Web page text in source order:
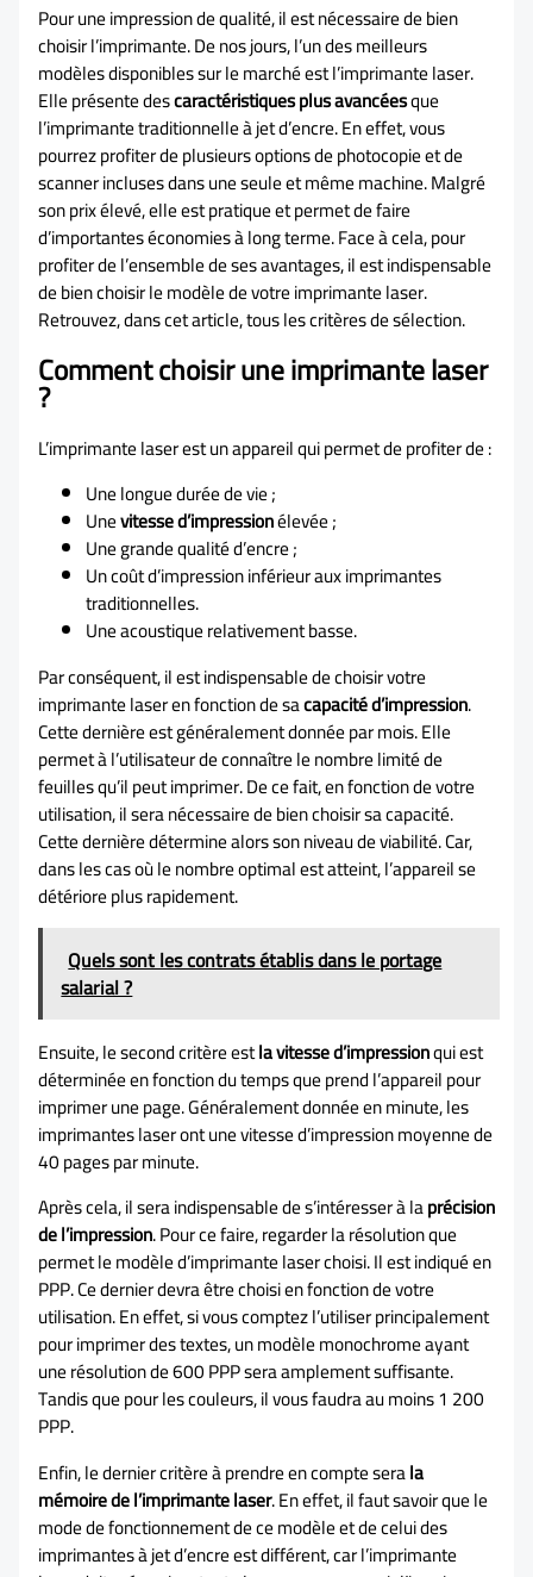
Pour une impression de qualité, il est nécessaire de bien
choisir l’imprimante. De nos jours, l’un des meilleurs
modèles disponibles sur le marché est l’imprimante laser.
Elle présente descaractéristiques plus avancéesque
l’imprimante traditionnelle à jet d’encre. En effet, vous
pourrez profiter de plusieurs options de photocopie et de
scanner incluses dans une seule et même machine. Malgré
son prix élevé, elle est pratique et permet de faire
d’importantes économies à long terme. Face à cela, pour
profiter de l’ensemble de ses avantages, il est indispensable
de bien choisir le modèle de votre imprimante laser.
Retrouvez, dans cet article, tous les critères de sélection.
Comment choisir une imprimante laser
?
L’imprimante laser est un appareil qui permet de profiter de :
Une longue durée de vie ;
Unevitesse d’impressionélevée ;
Une grande qualité d’encre ;
Un coût d’impression inférieur aux imprimantes
traditionnelles.
Une acoustique relativement basse.
Par conséquent, il est indispensable de choisir votre
imprimante laser en fonction de sacapacité d’impression.
Cette dernière est généralement donnée par mois. Elle
permet à l’utilisateur de connaître le nombre limité de
feuilles qu’il peut imprimer. De ce fait, en fonction de votre
utilisation, il sera nécessaire de bien choisir sa capacité.
Cette dernière détermine alors son niveau de viabilité. Car,
dans les cas où le nombre optimal est atteint, l’appareil se
détériore plus rapidement.
Quels sont les contrats établis dans le portage
salarial ?
Ensuite, le second critère estla vitesse d’impressionqui est
déterminée en fonction du temps que prend l’appareil pour
imprimer une page. Généralement donnée en minute, les
imprimantes laser ont une vitesse d’impression moyenne de
40 pages par minute.
Après cela, il sera indispensable de s’intéresser à laprécision
de l’impression. Pour ce faire, regarder la résolution que
permet le modèle d’imprimante laser choisi. Il est indiqué en
PPP. Ce dernier devra être choisi en fonction de votre
utilisation. En effet, si vous comptez l’utiliser principalement
pour imprimer des textes, un modèle monochrome ayant
une résolution de 600 PPP sera amplement suffisante.
Tandis que pour les couleurs, il vous faudra au moins 1 200
PPP.
Enfin, le dernier critère à prendre en compte serala
mémoire de l’imprimante laser. En effet, il faut savoir que le
mode de fonctionnement de ce modèle et de celui des
imprimantes à jet d’encre est différent, car l’imprimante